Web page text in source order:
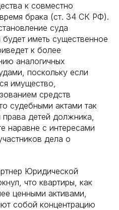
к совместно
брака (ст. 34 СК РФ).
суда
иметь существенное
к более
аналогичных
поскольку если
имущество,
средств
судебными актами так
права детей должника,
наравне с интересами
дела о
Юридической
что квартиры, как
ценными активами,
собой концентрацию